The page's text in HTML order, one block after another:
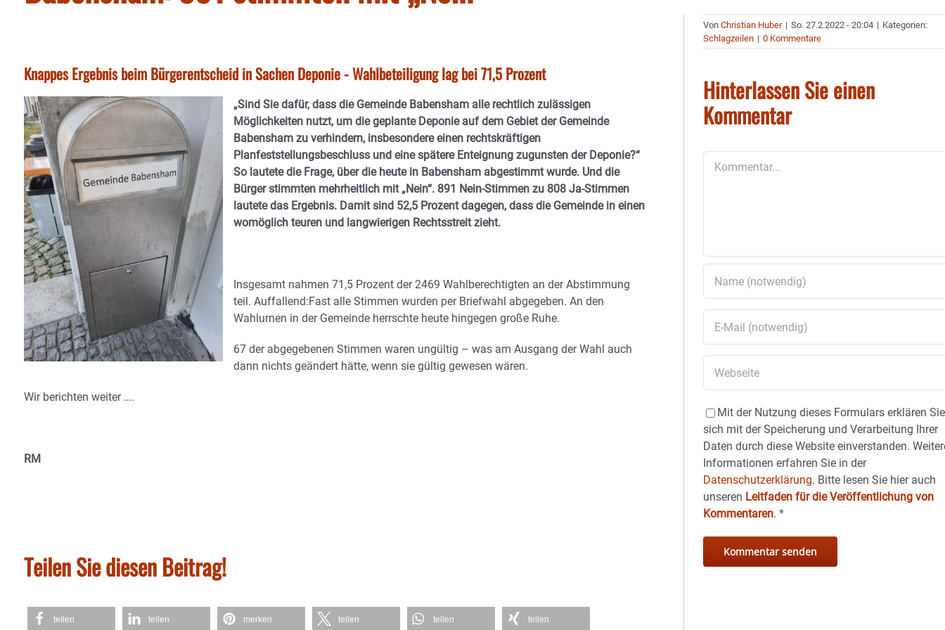
Knappes Ergebnis beim Bürgerentscheid in Sachen Deponie - Wahlbeteiligung lag bei 71,5 Prozent
„Sind Sie dafür, dass die Gemeinde Babensham alle rechtlich zulässigen
Möglichkeiten nutzt, um die geplante Deponie auf dem Gebiet der Gemeinde
Babensham zu verhindern, insbesondere einen rechtskräftigen
Planfeststellungsbeschluss und eine spätere Enteignung zugunsten der Deponie?“
So lautete die Frage, über die heute in Babensham abgestimmt wurde. Und die
Bürger stimmten mehrheitlich mit „Nein“. 891 Nein-Stimmen zu 808 Ja-Stimmen
lautete das Ergebnis. Damit sind 52,5 Prozent dagegen, dass die Gemeinde in einen
womöglich teuren und langwierigen Rechtsstreit zieht.
Insgesamt nahmen 71,5 Prozent der 2469 Wahlberechtigten an der Abstimmung
teil. Auffallend:Fast alle Stimmen wurden per Briefwahl abgegeben. An den
Wahlurnen in der Gemeinde herrschte heute hingegen große Ruhe.
67 der abgegebenen Stimmen waren ungültig – was am Ausgang der Wahl auch
dann nichts geändert hätte, wenn sie gültig gewesen wären.
Wir berichten weiter ….
RM
Teilen Sie diesen Beitrag!
teilen teilen merken teilen teilen teilen
VonChristian Huber | So. 27.2.2022 - 20:04 | Kategorien:
Schlagzeilen | 0 Kommentare
Hinterlassen Sie einen
Kommentar
Mit der Nutzung dieses Formulars erklären Sie
sich mit der Speicherung und Verarbeitung Ihrer
Daten durch diese Website einverstanden.
Informationen erfahren Sie in der
Datenschutzerklärung. Bitte lesen Sie hier auch
unseren Leitfaden für die Veröffentlichung von
Kommentaren.*